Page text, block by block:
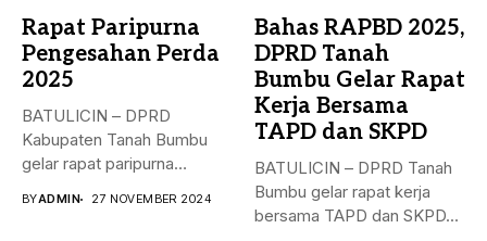
Rapat Paripurna
Pengesahan Perda
2025
BATULICIN – DPRD
Kabupaten Tanah Bumbu
gelar rapat paripurna
BYADMIN 27 NOVEMBER 2024
Bahas RAPBD 2025,
DPRD Tanah
Bumbu Gelar Rapat
Kerja Bersama
TAPD dan SKPD
BATULICIN – DPRD Tanah
Bumbu gelar rapat kerja
bersama TAPD dan SKPD...